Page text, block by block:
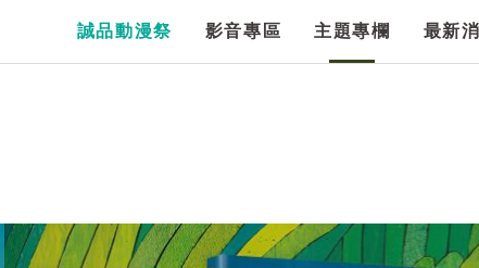
誠品動漫祭 影音專區 主題專欄 最新